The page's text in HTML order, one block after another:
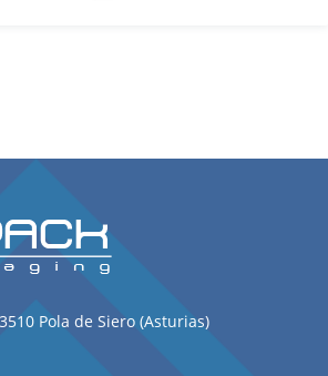
Pola de Siero (Asturias)